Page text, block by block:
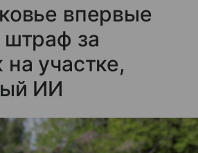
впервые
за
участке,
ИИ